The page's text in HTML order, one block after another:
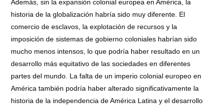
Además, sin la expansión colonial europea en América, la
historia de la globalización habría sido muy diferente. El
comercio de esclavos, la explotación de recursos y la
imposición de sistemas de gobierno coloniales habrían sido
mucho menos intensos, lo que podría haber resultado en un
desarrollo más equitativo de las sociedades en diferentes
partes del mundo. La falta de un imperio colonial europeo en
América también podría haber alterado significativamente la
historia de la independencia de América Latina y el desarrollo